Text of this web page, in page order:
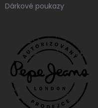
Dárkové poukazy